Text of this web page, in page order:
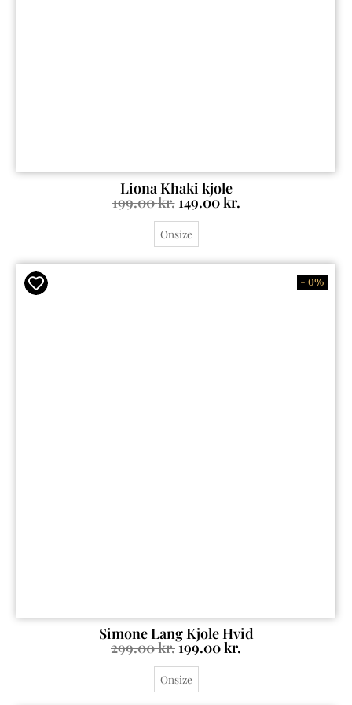
Liona Khaki kjole
199.00kr.149.00kr.
Onsize
- 0%
Simone Lang Kjole Hvid
299.00kr.199.00kr.
Onsize